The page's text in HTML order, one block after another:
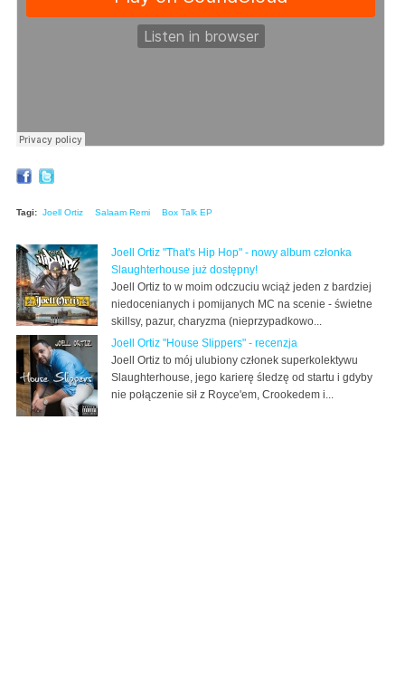
Tagi: Joell Ortiz Salaam Remi Box Talk EP
Joell Ortiz "That's Hip Hop" - nowy album członka
Slaughterhouse już dostępny!
Joell Ortiz to w moim odczuciu wciąż jeden z bardziej
niedocenianych i pomijanych MC na scenie - świetne
skillsy, pazur, charyzma (nieprzypadkowo...
Joell Ortiz "House Slippers" - recenzja
Joell Ortiz to mój ulubiony członek superkolektywu
Slaughterhouse, jego karierę śledzę od startu i gdyby
nie połączenie sił z Royce'em, Crookedem i...